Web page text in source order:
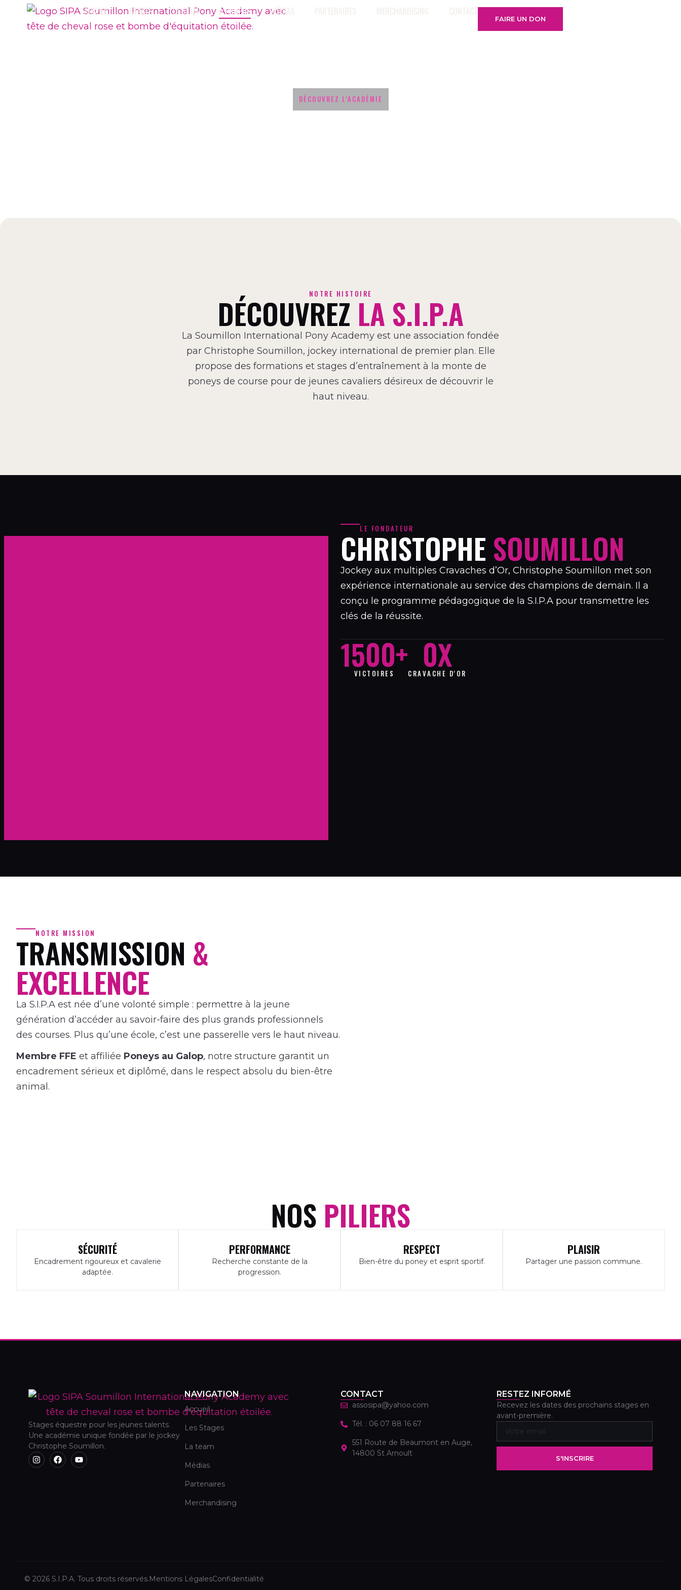
ACCUEIL STAGES LA TEAM A PROPOS MÉDIAS CONTACT
FAIRE UN DON
DÉCOUVREZ L'ACADÉMIE
A PROPOS
NOTRE HISTOIRE
DÉCOUVREZ LA S.I.P.A
La Soumillon International Pony Academy est une association fondée
par Christophe Soumillon, jockey international de premier plan. Elle
propose des formations et stages d’entraînement à la monte de
poneys de course pour de jeunes cavaliers désireux de découvrir le
haut niveau.
LE FONDATEUR
CHRISTOPHE SOUMILLON
Jockey aux multiples Cravaches d’Or, Christophe Soumillon met son
expérience internationale au service des champions de demain. Il a
conçu le programme pédagogique de la S.I.P.A pour transmettre les
clés de la réussite.
VICTOIRES
1500+CRAVACHE D'OR
0X
NOTRE MISSION
TRANSMISSION &
EXCELLENCE
La S.I.P.A est née d’une volonté simple : permettre à la jeune
génération d’accéder au savoir-faire des plus grands professionnels
des courses. Plus qu’une école, c’est une passerelle vers le haut niveau.
Membre FFE et affiliée Poneys au Galop, notre structure garantit un
encadrement sérieux et diplômé, dans le respect absolu du bien-être
animal.
NOS PILIERS
SÉCURITÉ
Encadrement rigoureux et cavalerie
adaptée.
PERFORMANCE
Recherche constante de la
progression.
RESPECT
Bien-être du poney et esprit sportif.
PLAISIR
Partager une passion commune.
Stages équestre pour les jeunes talents.
Une académie unique fondée par le jockey
Christophe Soumillon.
NAVIGATION
Accueil
Les Stages
La team
Médias
Partenaires
Merchandising
CONTACT
assosipa@yahoo.com
Tél. : 06 07 88 16 67
551 Route de Beaumont en Auge,
14800 St Arnoult
RESTEZ INFORMÉ
Recevez les dates des prochains stages en
avant-première.
S'INSCRIRE
© 2026 S.I.P.A. Tous droits réservés.Mentions LégalesConfidentialité